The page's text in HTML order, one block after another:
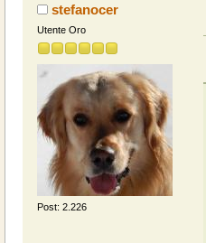
stefanocer
Utente Oro
Post: 2.226